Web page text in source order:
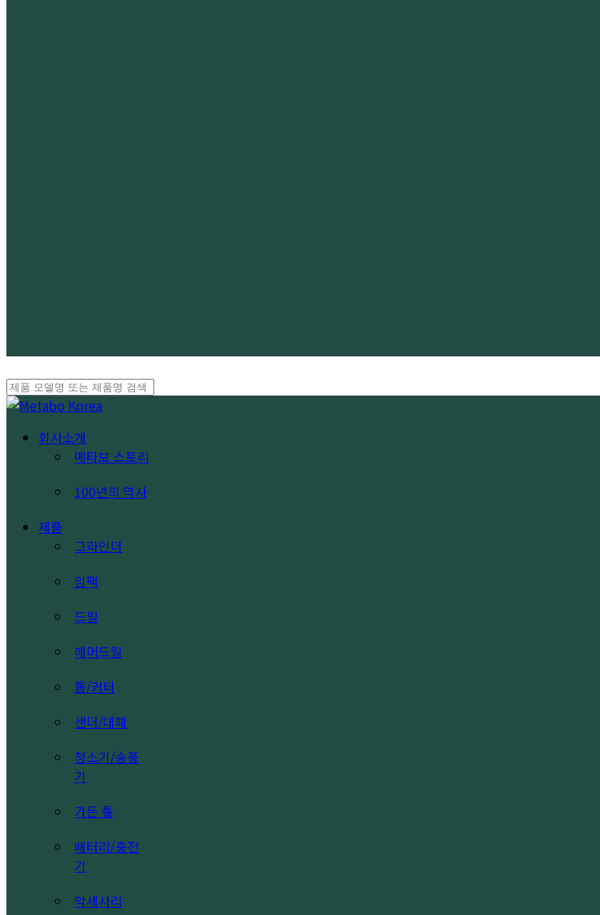
Close
search
Menu 회사소개
메타보 스토리
100년의 역사
제품
그라인더
임팩
드릴
해머드릴
톱/커터
샌더/대패
청소기/송풍
기
가든 툴
배터리/충전
기
악세사리